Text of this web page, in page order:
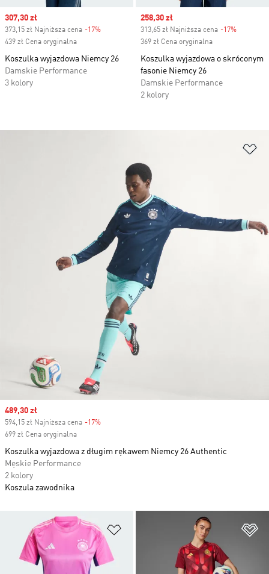
Sale price
307,30 zł
373,15 zł Najniższa cena -17%
439 zł Cena oryginalna
Koszulka wyjazdowa Niemcy 26
Damskie Performance
3 kolory
Sale price
258,30 zł
313,65 zł Najniższa cena -17%
369 zł Cena oryginalna
Koszulka wyjazdowa o skróconym
fasonie Niemcy 26
Damskie Performance
2 kolory
Dodaj do listy życzeń
Sale price
489,30 zł
594,15 zł Najniższa cena -17%
699 zł Cena oryginalna
Koszulka wyjazdowa z długim rękawem Niemcy 26 Authentic
Męskie Performance
2 kolory
Koszula zawodnika